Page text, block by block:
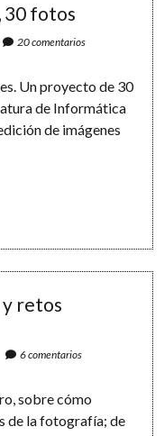
30 fotos
20 comentarios
Un proyecto de 30
de Informática
de imágenes
retos
6 comentarios
sobre cómo
de la fotografía; de